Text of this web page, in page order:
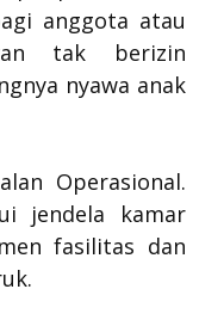
anggota atau
tak berizin
nyawa anak
Operasional.
jendela kamar
fasilitas dan